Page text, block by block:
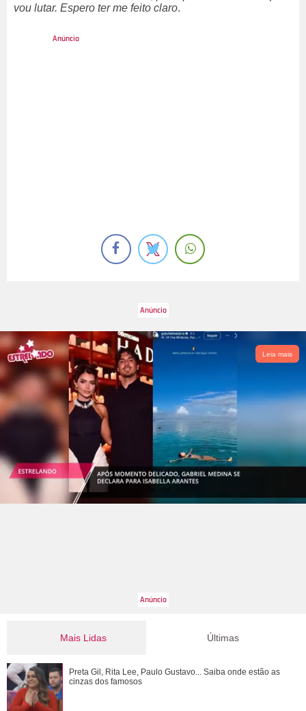
vou lutar. Espero ter me feito claro.
Leia mais
Mais Lidas
Preta Gil, Rita Lee, Paulo Gustavo... Saiba onde estão as
cinzas dos famosos
Últimas
Preta Gil, Rita Lee, Paulo Gustavo... Saiba onde estão as
cinzas dos famosos